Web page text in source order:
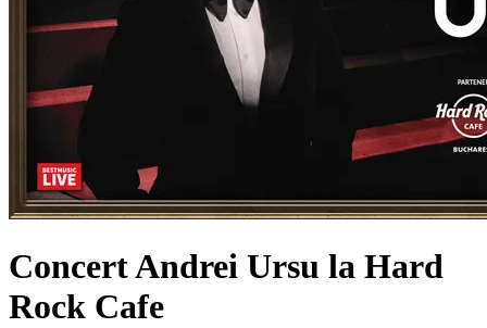
Concert Andrei Ursu la Hard
Rock Cafe